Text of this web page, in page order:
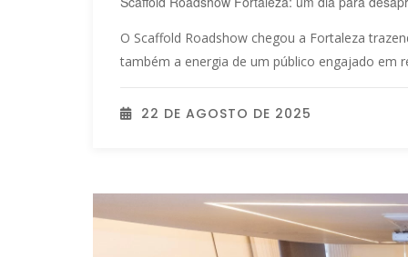
O Scaffold Roadshow chegou a Fortaleza
também a energia de um público engajado em
22 DE AGOSTO DE 2025